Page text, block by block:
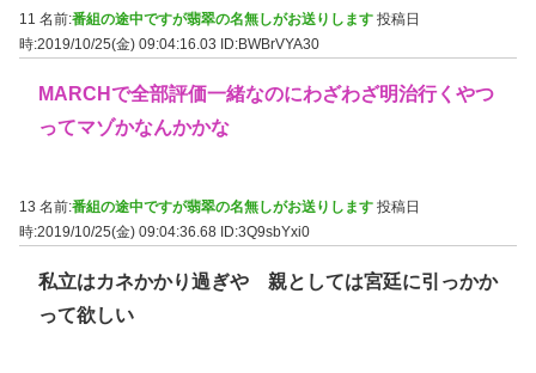
11 名前:番組の途中ですが翡翠の名無しがお送りします 投稿日
時:2019/10/25(金) 09:04:16.03
ID:BWBrVYA30
MARCHで全部評価一緒なのにわざわざ明治行くやつ
ってマゾかなんかかな
13 名前:番組の途中ですが翡翠の名無しがお送りします 投稿日
時:2019/10/25(金) 09:04:36.68 ID:3Q9sbYxi0
私立はカネかかり過ぎや 親としては宮廷に引っかか
って欲しい